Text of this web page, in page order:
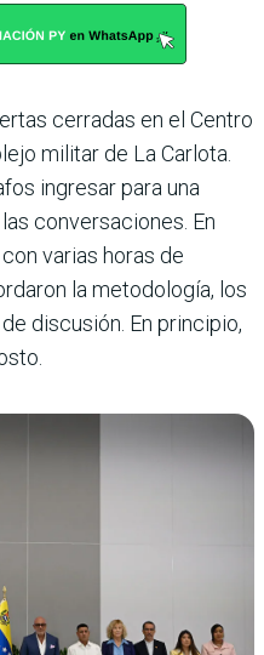
cerradas en el Centro
militar de La Carlota.
ingresar para una
conversaciones. En
varias horas de
la metodología, los
discusión. En principio,